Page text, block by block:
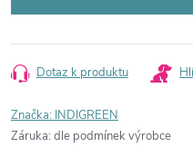
Dotaz k produktu
Značka: INDIGREEN
Záruka: dle podmínek výrobce